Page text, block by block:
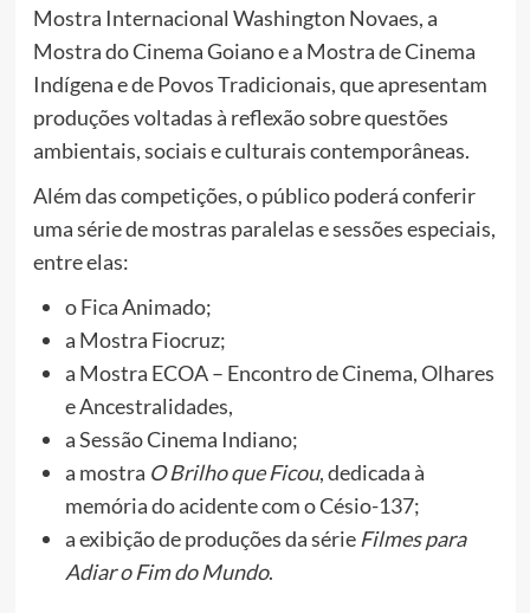
Mostra Internacional Washington Novaes, a
Mostra do Cinema Goiano e a Mostra de Cinema
Indígena e de Povos Tradicionais, que apresentam
produções voltadas à reflexão sobre questões
ambientais, sociais e culturais contemporâneas.
Além das competições, o público poderá conferir
uma série de mostras paralelas e sessões especiais,
entre elas:
o Fica Animado;
a Mostra Fiocruz;
a Mostra ECOA – Encontro de Cinema, Olhares
e Ancestralidades,
a Sessão Cinema Indiano;
a mostra O Brilho que Ficou, dedicada à
memória do acidente com o Césio-137;
a exibição de produções da série Filmes para
Adiar o Fim do Mundo.